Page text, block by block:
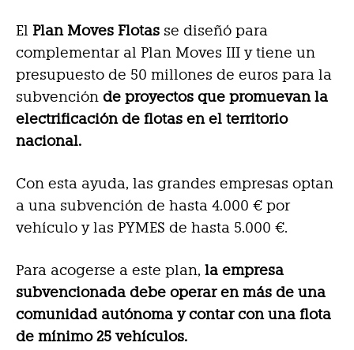
El Plan Moves Flotas se diseñó para
complementar al Plan Moves III y tiene un
presupuesto de 50 millones de euros para la
subvención de proyectos que promuevan la
electrificación de flotas en el territorio
nacional.
Con esta ayuda, las grandes empresas optan
a una subvención de hasta 4.000 € por
vehículo y las PYMES de hasta 5.000 €.
Para acogerse a este plan, la empresa
subvencionada debe operar en más de una
comunidad autónoma y contar con una flota
de mínimo 25 vehículos.